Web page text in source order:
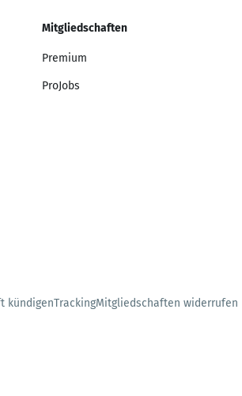
Mitgliedschaften
Premium
ProJobs
kündigenTrackingMitgliedschaften widerrufen